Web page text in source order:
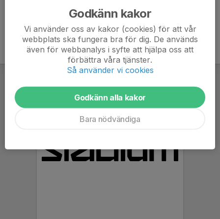
Godkänn kakor
Vi använder oss av kakor (cookies) för att vår
webbplats ska fungera bra för dig. De används
även för webbanalys i syfte att hjälpa oss att
förbättra våra tjänster.
Så använder vi cookies
Godkänn alla kakor
Bara nödvändiga